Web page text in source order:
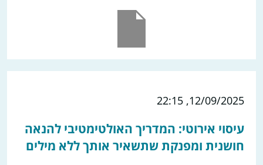
12/09/2025, 22:15
עיסוי אירוטי: המדריך האולטימטיבי להנאה
חושנית ומפנקת שתשאיר אותך ללא מילים